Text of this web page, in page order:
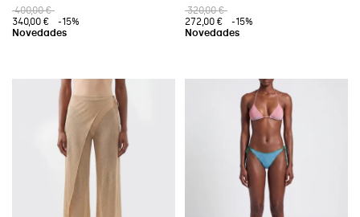
400,00 €
340,00 €
-15%
320,00 €
272,00 €
-15%